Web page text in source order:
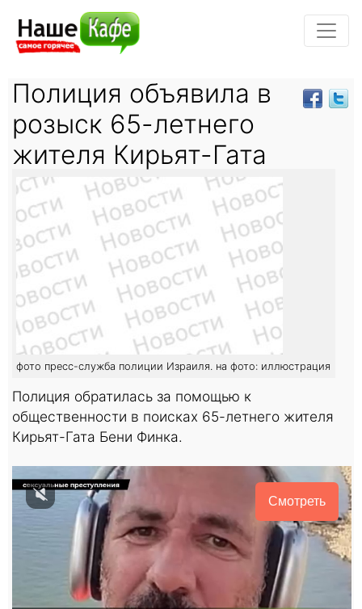
Полиция объявила в
розыск 65-летнего
жителя Кирьят-Гата
фото пресс-служба полиции Израиля. на фото: иллюстрация
Полиция обратилась за помощью к
общественности в поисках 65-летнего жителя
Кирьят-Гата Бени Финка.
Смотреть